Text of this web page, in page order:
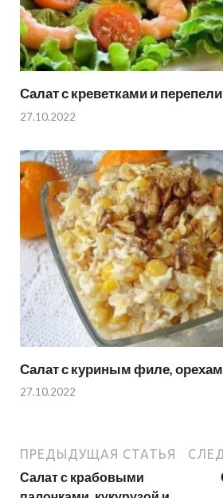
Салат с креветками и
27.10.2022
Салат с куриным филе,
27.10.2022
ПРЕДЫДУЩАЯ СТАТЬЯ
Салат с крабовыми